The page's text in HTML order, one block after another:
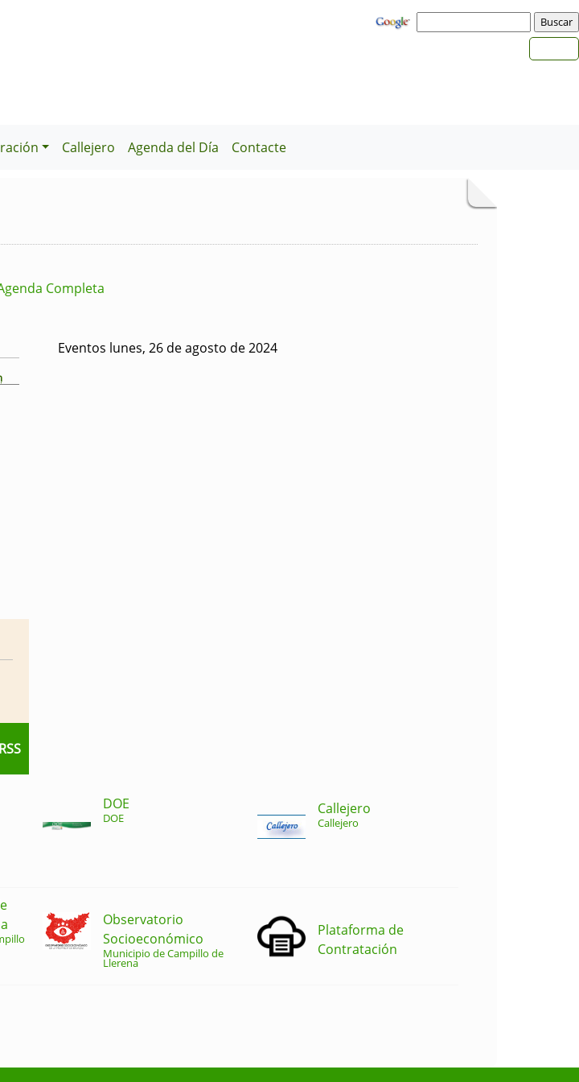
Callejero Agenda del Día Contacte
Completa
Eventos lunes, 26 de agosto de 2024
RSS
DOE
DOE
Callejero
Callejero
Observatorio
Socioeconómico
Municipio de Campillo de
Llerena
Plataforma de
Contratación